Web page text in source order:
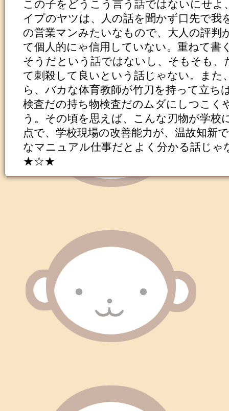
この子をどうこう言う話ではないにせよ
イプのヤツは、人の話を聞かず口先で我
の営業マンみたいなもので、大人の評判
て個人的にゃ信用していない。重ねて書
そうだという話ではないし、そもそも、
て刺殺して良いという話じゃない。また
ら、バカな体育教師が竹刀を持って立ち
検査だの持ち物検査だのムダにしつこく
う。その頃を思えば、こんな刃物が学校
点で、学校現場の改善能力が、温故知新
なマニュアル仕事だとよく分かる話じゃ
★☆★